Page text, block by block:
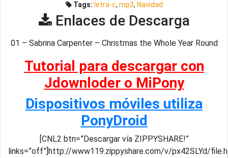
Tags: letra-c, mp3, Navidad
Enlaces de Descarga
01 – Sabrina Carpenter – Christmas the Whole Year Round
Tutorial para descargar con
Jdownloder o MiPony
Dispositivos móviles utiliza
PonyDroid
[CNL2 btn=”Descargar vía ZIPPYSHARE!”
links=”off”]http://www119.zippyshare.com/v/px42SLYd/